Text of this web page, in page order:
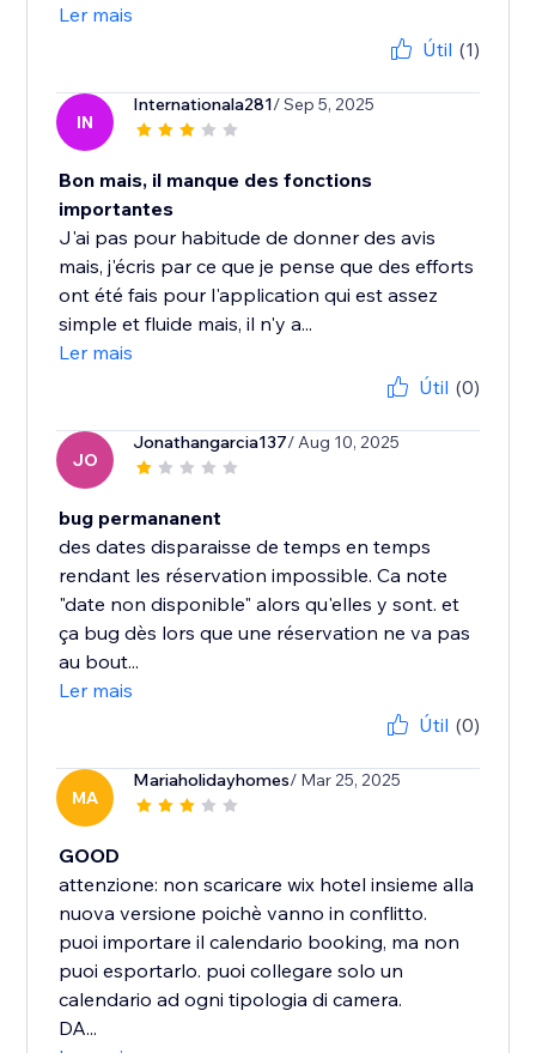
Ler mais
Útil (1)
IN
Internationala281/ Sep 5, 2025
Bon mais, il manque des fonctions
importantes
J'ai pas pour habitude de donner des avis
mais, j'écris par ce que je pense que des efforts
ont été fais pour l'application qui est assez
simple et fluide mais, il n'y a...
Ler mais
Útil (0)
JO
Jonathangarcia137/ Aug 10, 2025
bug permananent
des dates disparaisse de temps en temps
rendant les réservation impossible. Ca note
"date non disponible" alors qu'elles y sont. et
ça bug dès lors que une réservation ne va pas
au bout...
Ler mais
Útil (0)
MA
Mariaholidayhomes/ Mar 25, 2025
GOOD
attenzione: non scaricare wix hotel insieme alla
nuova versione poichè vanno in conflitto.
puoi importare il calendario booking, ma non
puoi esportarlo. puoi collegare solo un
calendario ad ogni tipologia di camera.
DA...